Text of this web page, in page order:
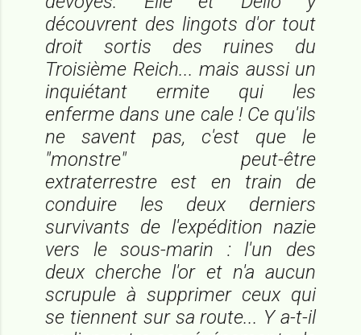
découvrent des lingots d'or tout
droit sortis des ruines du
Troisième Reich... mais aussi un
inquiétant ermite qui les
enferme dans une cale ! Ce qu'ils
ne savent pas, c'est que le
"monstre" peut-être
extraterrestre est en train de
conduire les deux derniers
survivants de l'expédition nazie
vers le sous-marin : l'un des
deux cherche l'or et n'a aucun
scrupule à supprimer ceux qui
se tiennent sur sa route... Y a-t-il